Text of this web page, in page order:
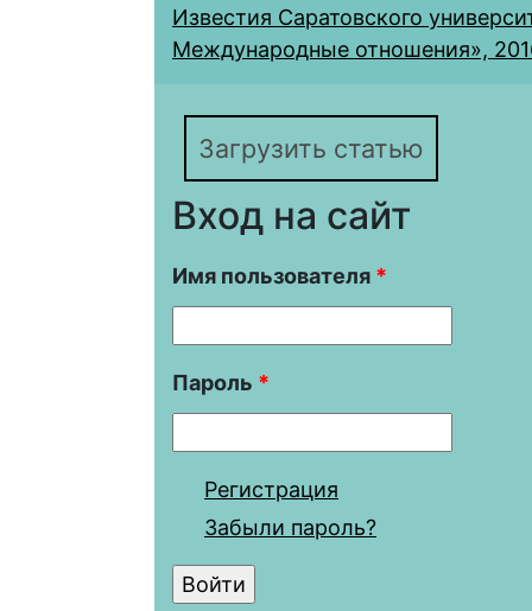
Известия Саратовского
Международные отношения»,
Загрузить статью
Вход на сайт
Имя пользователя *
Пароль *
Регистрация
Забыли пароль?